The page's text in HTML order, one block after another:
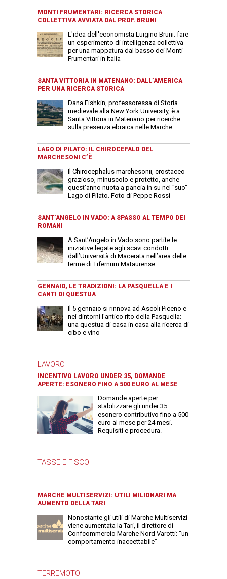
MONTI FRUMENTARI: RICERCA STORICA
COLLETTIVA AVVIATA DAL PROF. BRUNI
L'idea dell'economista Luigino Bruni: fare
un esperimento di intelligenza collettiva
per una mappatura dal basso dei Monti
Frumentari in Italia
SANTA VITTORIA IN MATENANO: DALL’AMERICA
PER UNA RICERCA STORICA
Dana Fishkin, professoressa di Storia
medievale alla New York University, è a
Santa Vittoria in Matenano per ricerche
sulla presenza ebraica nelle Marche
LAGO DI PILATO: IL CHIROCEFALO DEL
MARCHESONI C’È
Il Chirocephalus marchesonii, crostaceo
grazioso, minuscolo e protetto, anche
quest'anno nuota a pancia in su nel "suo"
Lago di Pilato. Foto di Peppe Rossi
SANT’ANGELO IN VADO: A SPASSO AL TEMPO DEI
ROMANI
A Sant’Angelo in Vado sono partite le
iniziative legate agli scavi condotti
dall’Università di Macerata nell’area delle
terme di Tifernum Mataurense
GENNAIO, LE TRADIZIONI: LA PASQUELLA E I
CANTI DI QUESTUA
Il 5 gennaio si rinnova ad Ascoli Piceno e
nei dintorni l'antico rito della Pasquella:
una questua di casa in casa alla ricerca di
cibo e vino
LAVORO
INCENTIVO LAVORO UNDER 35, DOMANDE
APERTE: ESONERO FINO A 500 EURO AL MESE
Domande aperte per
stabilizzare gli under 35:
esonero contributivo fino a 500
euro al mese per 24 mesi.
Requisiti e procedura.
TASSE E FISCO
MARCHE MULTISERVIZI: UTILI MILIONARI MA
AUMENTO DELLA TARI
Nonostante gli utili di Marche Multiservizi
viene aumentata la Tari, il direttore di
Confcommercio Marche Nord Varotti: "un
comportamento inaccettabile"
TERREMOTO